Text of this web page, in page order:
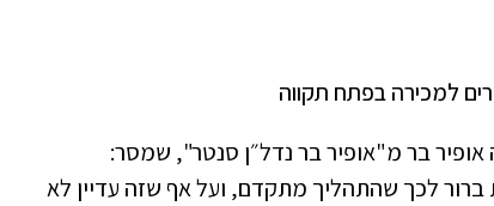
בר מ"אופיר בר נדל״ן סנטר", שמסר:
לכך שהתהליך מתקדם, ועל אף שזה עדיין לא